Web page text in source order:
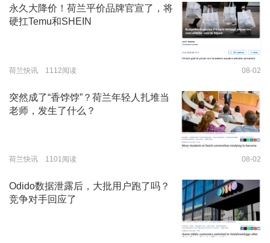
永久大降价！荷兰平价品牌官宣了，将
硬扛Temu和SHEIN
荷兰快讯 1112阅读 08-02
突然成了“香饽饽”？荷兰年轻人扎堆当
老师，发生了什么？
荷兰快讯 1101阅读 08-02
Odido数据泄露后，大批用户跑了吗？
竞争对手回应了